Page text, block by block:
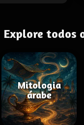
Explore todos
Mitologia
árabe